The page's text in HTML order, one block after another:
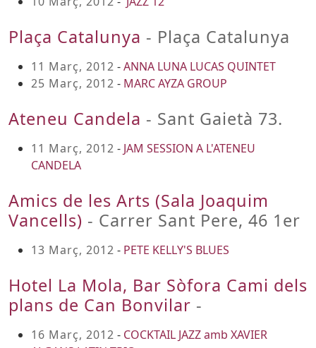
Plaça Catalunya - Plaça Catalunya
11 Març, 2012 -ANNA LUNA LUCAS QUINTET
25 Març, 2012 - MARC AYZA GROUP
Ateneu Candela - Sant Gaietà 73.
11 Març, 2012 - JAM SESSION A L'ATENEU
CANDELA
Amics de les Arts (Sala Joaquim
Vancells) - Carrer Sant Pere, 46 1er
13 Març, 2012 - PETE KELLY'S BLUES
Hotel La Mola, Bar Sòfora Cami dels
plans de Can Bonvilar -
16 Març, 2012 - COCKTAIL JAZZ amb XAVIER